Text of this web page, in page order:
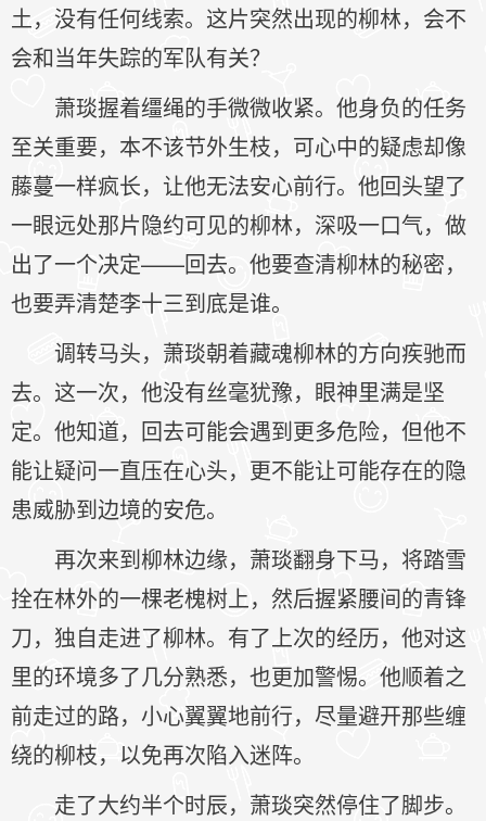
土，没有任何线索。这片突然出现的柳林，会不
会和当年失踪的军队有关？
萧琰握着缰绳的手微微收紧。他身负的任务
至关重要，本不该节外生枝，可心中的疑虑却像
藤蔓一样疯长，让他无法安心前行。他回头望了
一眼远处那片隐约可见的柳林，深吸一口气，做
出了一个决定——回去。他要查清柳林的秘密，
也要弄清楚李十三到底是谁。
调转马头，萧琰朝着藏魂柳林的方向疾驰而
去。这一次，他没有丝毫犹豫，眼神里满是坚
定。他知道，回去可能会遇到更多危险，但他不
能让疑问一直压在心头，更不能让可能存在的隐
患威胁到边境的安危。
再次来到柳林边缘，萧琰翻身下马，将踏雪
拴在林外的一棵老槐树上，然后握紧腰间的青锋
刀，独自走进了柳林。有了上次的经历，他对这
里的环境多了几分熟悉，也更加警惕。他顺着之
前走过的路，小心翼翼地前行，尽量避开那些缠
绕的柳枝，以免再次陷入迷阵。
走了大约半个时辰，萧琰突然停住了脚步。